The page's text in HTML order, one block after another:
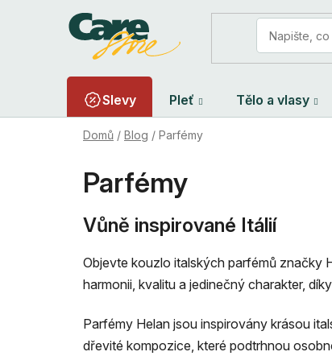
Slevy Pleť Tělo a vlasy
Domů / Blog / Parfémy
Parfémy
Vůně inspirované Itálií
Objevte kouzlo italských parfémů značky
harmonii, kvalitu a jedinečný charakter,
Parfémy Helan jsou inspirovány krásou
dřevité kompozice, které podtrhnou